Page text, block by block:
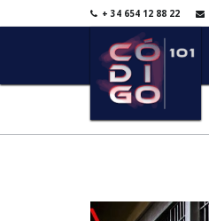
+ 34 654 12 88 22